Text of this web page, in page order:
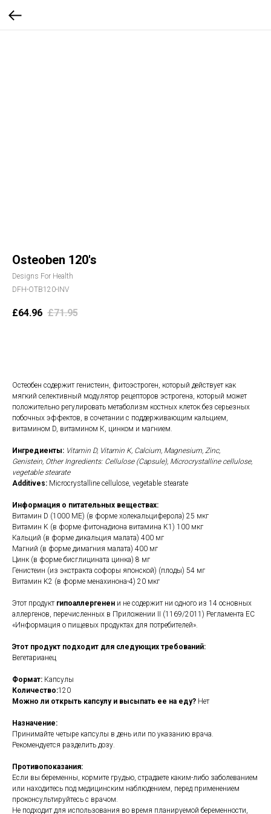
Osteoben 120's
Designs For Health
DFH-OTB120-INV
£64.96 £71.95
Остеобен содержит генистеин, фитоэстроген, который действует как
мягкий селективный модулятор рецепторов эстрогена, который может
положительно регулировать метаболизм костных клеток без серьезных
побочных эффектов, в сочетании с поддерживающим кальцием,
витамином D, витамином К, цинком и магнием.
Ингредиенты: Vitamin D, Vitamin K, Calcium, Magnesium, Zinc,
Genistein, Other Ingredients: Cellulose (Capsule), Microcrystalline cellulose,
vegetable stearate
Additives: Microcrystalline cellulose, vegetable stearate
Информация о питательных веществах:
Витамин D (1000 МЕ) (в форме холекальциферола) 25 мкг
Витамин K (в форме фитонадиона витамина K1) 100 мкг
Кальций (в форме дикальция малата) 400 мг
Магний (в форме димагния малата) 400 мг
Цинк (в форме бисглицината цинка) 8 мг
Генистеин (из экстракта софоры японской) (плоды) 54 мг
Витамин K2 (в форме менахинона-4) 20 мкг
Этот продукт гипоаллергенен и не содержит ни одного из 14 основных
аллергенов, перечисленных в Приложении II (1169/2011) Регламента ЕС
«Информация о пищевых продуктах для потребителей».
Этот продукт подходит для следующих требований:
Вегетарианец
Формат: Капсулы
Количество:120
Можно ли открыть капсулу и высыпать ее на еду? Нет
Назначение:
Принимайте четыре капсулы в день или по указанию врача.
Рекомендуется разделить дозу.
Противопоказания:
Если вы беременны, кормите грудью, страдаете каким-либо заболеванием
или находитесь под медицинским наблюдением, перед применением
проконсультируйтесь с врачом.
Не подходит для использования во время планируемой беременности,